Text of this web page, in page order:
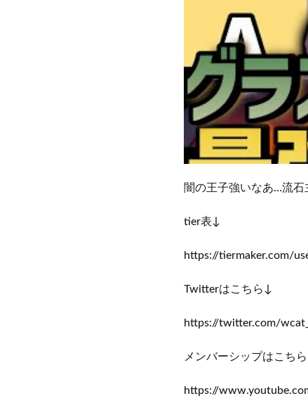
闇の王子強いなあ…流石
tier表↓
https://tiermaker.com/
Twitterはこちら↓
https://twitter.com/
メンバーシップはこち
https://